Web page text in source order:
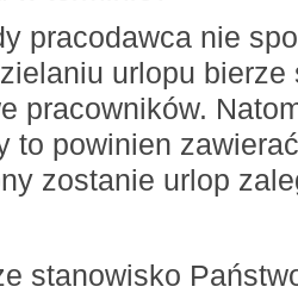
pracodawca nie
urlopu bierze
pracowników.
to powinien
zostanie urlop
stanowisko